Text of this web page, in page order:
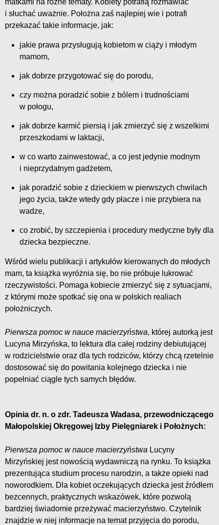
matkami na różne tematy. Kobiety potrafią rozmawiać
i słuchać uważnie. Położna zaś najlepiej wie i potrafi
przekazać takie informacje, jak:
jakie prawa przysługują kobietom w ciąży i młodym
mamom,
jak dobrze przygotować się do porodu,
czy można poradzić sobie z bólem i trudnościami
w połogu,
jak dobrze karmić piersią i jak zmierzyć się z wszelkimi
przeszkodami w laktacji,
w co warto zainwestować, a co jest jedynie modnym
i nieprzydatnym gadżetem,
jak poradzić sobie z dzieckiem w pierwszych chwilach
jego życia, także wtedy gdy płacze i nie przybiera na
wadze,
co zrobić, by szczepienia i procedury medyczne były dla
dziecka bezpieczne.
Wśród wielu publikacji i artykułów kierowanych do młodych
mam, ta książka wyróżnia się, bo nie próbuje lukrować
rzeczywistości. Pomaga kobiecie zmierzyć się z sytuacjami,
z którymi może spotkać się ona w polskich realiach
położniczych.
Pierwsza pomoc w nauce macierzyństwa, której autorką jest
Lucyna Mirzyńska, to lektura dla całej rodziny debiutującej
w rodzicielstwie oraz dla tych rodziców, którzy chcą rzetelnie
dostosować się do powitania kolejnego dziecka i nie
popełniać ciągle tych samych błędów.
Opinia dr. n. o zdr. Tadeusza Wadasa, przewodniczącego
Małopolskiej Okręgowej Izby Pielęgniarek i Położnych:
Pierwsza pomoc w nauce macierzyństwa Lucyny
Mirzyńskiej jest nowością wydawniczą na rynku. To książka
prezentująca studium procesu narodzin, a także opieki nad
noworodkiem. Dla kobiet oczekujących dziecka jest źródłem
bezcennych, praktycznych wskazówek, które pozwolą
bardziej świadomie przeżywać macierzyństwo. Czytelnik
znajdzie w niej informacje na temat przyjęcia do porodu,